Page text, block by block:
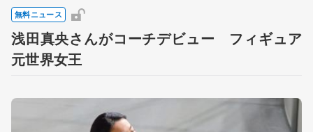
無料ニュース
浅田真央さんがコーチデビュー フィギュア
元世界女王